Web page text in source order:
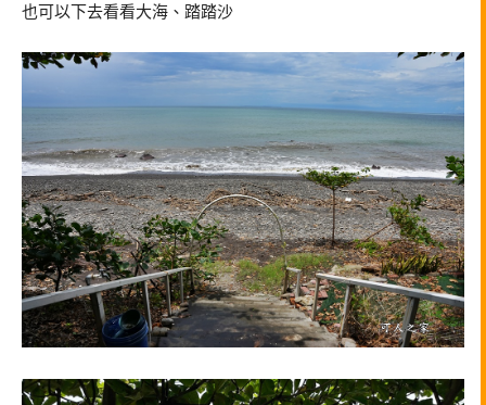
也可以下去看看大海、踏踏沙